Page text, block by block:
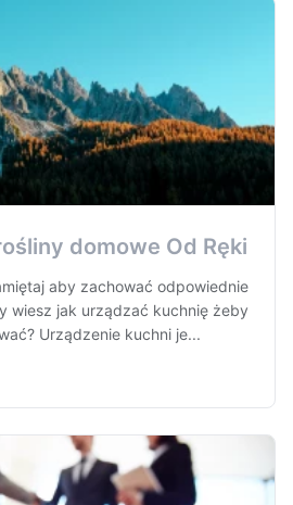
domowe Od Ręki
aby zachować odpowiednie
wiesz jak urządzać kuchnię żeby
Urządzenie kuchni je...